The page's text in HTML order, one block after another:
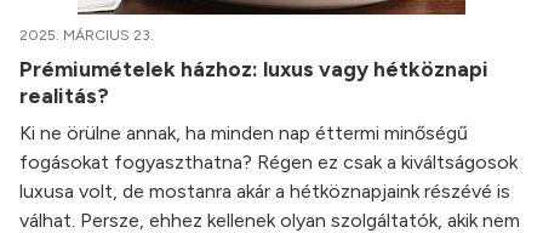
2025. MÁRCIUS 23.
Prémiumételek házhoz: luxus vagy hétköznapi
realitás?
Ki ne örülne annak, ha minden nap éttermi minőségű
fogásokat fogyaszthatna? Régen ez csak a kiváltságosok
luxusa volt, de mostanra akár a hétköznapjaink részévé is
válhat. Persze, ehhez kellenek olyan szolgáltatók, akik nem